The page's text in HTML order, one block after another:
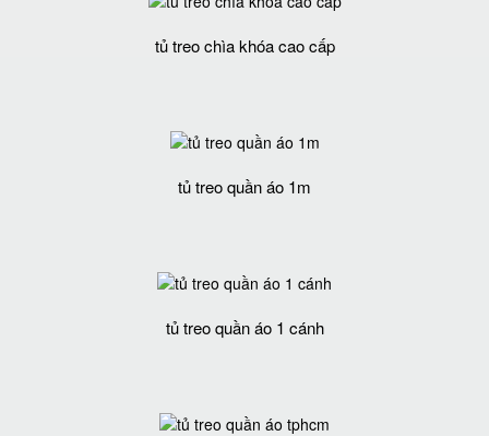
tủ treo chìa khóa cao cấp
tủ treo quần áo 1m
tủ treo quần áo 1 cánh